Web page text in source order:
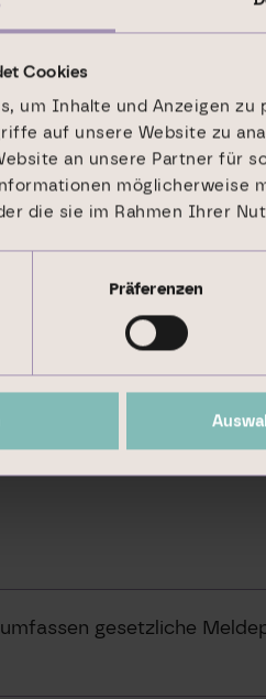
Cookies
um Inhalte und Anzeigen
auf unsere Website zu
an unsere Partner für
möglicherweise
die sie im Rahmen Ihrer
Präferenzen
umfassen gesetzliche